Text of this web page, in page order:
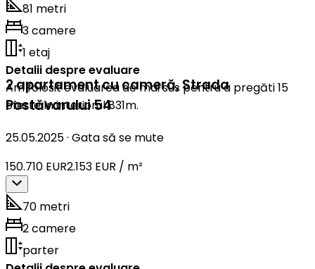
81 metri
3 camere
1 etaj
Detalii despre evaluare
Am folosit evaluarea de mai sus pentru a pregăti 15
oferte în interiorul 831m.
2 apartament cu cameră,Strada
Postăvarului 54
25.05.2025· Gata să se mute
150.710 EUR2.153 EUR / m²
70 metri
2 camere
parter